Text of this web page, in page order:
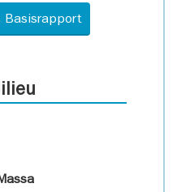
Basisrapport